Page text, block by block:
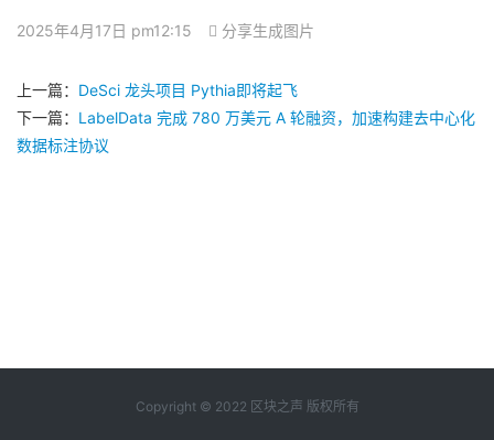
2025年4月17日 pm12:15 分享生成图片
上一篇： DeSci 龙头项目 Pythia即将起飞
下一篇： LabelData 完成 780 万美元 A 轮融资，加速构建去中心化
数据标注协议
Copyright © 2022 区块之声 版权所有